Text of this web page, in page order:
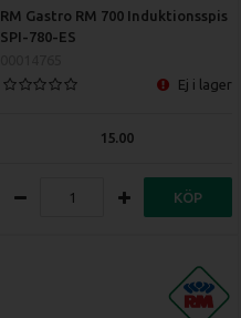
RM Gastro RM 700 Induktionsspis
SPI-780-ES
Ej i lager
15.00
KÖP